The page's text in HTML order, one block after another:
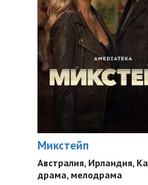
Микстейп
Австралия, Ирландия,
драма, мелодрама